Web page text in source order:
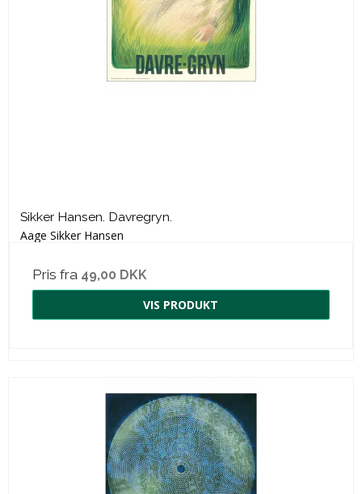
Sikker Hansen. Davregryn.
Aage Sikker Hansen
Pris fra 49,00 DKK
VIS PRODUKT